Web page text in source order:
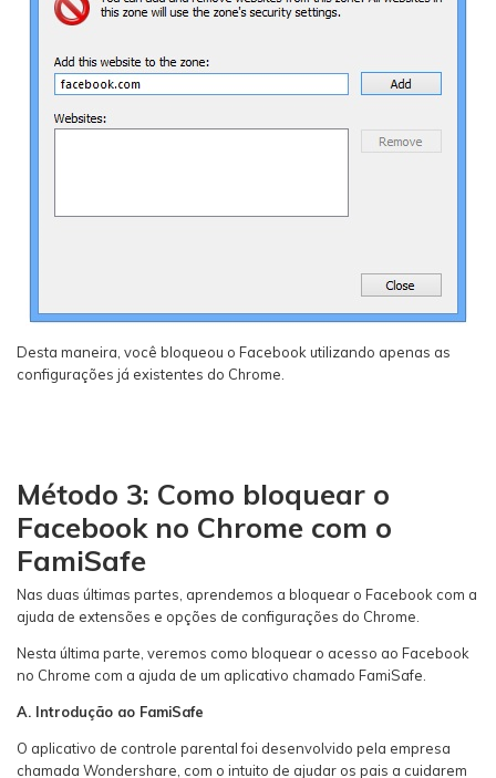
Desta maneira, você bloqueou o Facebook utilizando apenas as
configurações já existentes do Chrome.
Método 3: Como bloquear o
Facebook no Chrome com o
FamiSafe
Nas duas últimas partes, aprendemos a bloquear o Facebook com a
ajuda de extensões e opções de configurações do Chrome.
Nesta última parte, veremos como bloquear o acesso ao Facebook
no Chrome com a ajuda de um aplicativo chamado FamiSafe.
A. Introdução ao FamiSafe
O aplicativo de controle parental foi desenvolvido pela empresa
chamada Wondershare, com o intuito de ajudar os pais a cuidarem